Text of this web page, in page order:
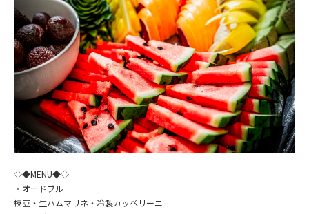
◇◆MENU◆◇
・オードブル
枝豆・生ハムマリネ・冷製カッペリーニ